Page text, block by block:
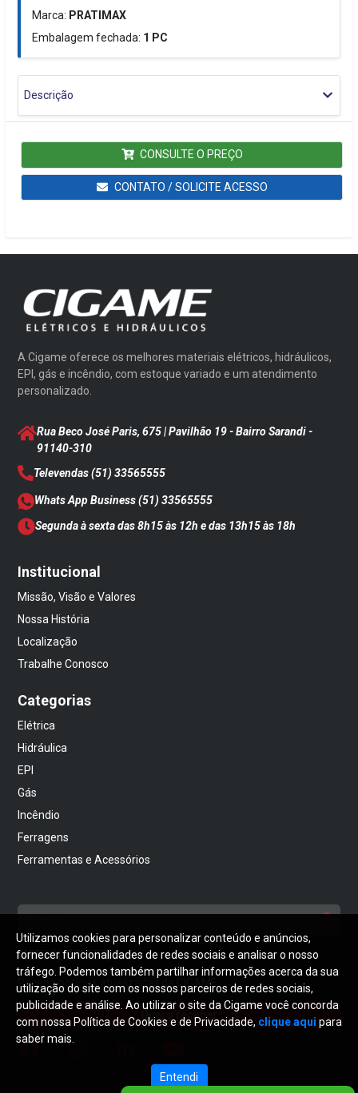
Marca: PRATIMAX
Embalagem fechada: 1 PC
Descrição
CONSULTE O PREÇO
CONTATO / SOLICITE ACESSO
A Cigame oferece os melhores materiais elétricos, hidráulicos,
EPI, gás e incêndio, com estoque variado e um atendimento
personalizado.
Rua Beco José Paris, 675 | Pavilhão 19 - Bairro Sarandi-
91140-310
Televendas(51) 33565555
Whats App Business(51) 33565555
Segunda à sexta das 8h15 às 12h e das 13h15 às 18h
Institucional
Missão, Visão e Valores
Nossa História
Localização
Trabalhe Conosco
Categorias
Elétrica
Hidráulica
EPI
Gás
Incêndio
Ferragens
Ferramentas e Acessórios
NEWSLETTER
Receba notícias atualizadas da CIGAME
Quero receber
Utilizamos cookies para personalizar conteúdo e anúncios,
fornecer funcionalidades de redes sociais e analisar o nosso
tráfego. Podemos também partilhar informações acerca da sua
utilização do site com os nossos parceiros de redes sociais,
publicidade e análise. Ao utilizar o site da Cigame você concorda
com nossa Política de Cookies e de Privacidade, clique aqui para
saber mais.
Entendi